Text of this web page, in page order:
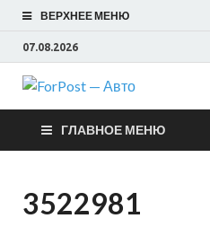
ВЕРХНЕЕ МЕНЮ
07.08.2026
ГЛАВНОЕ МЕНЮ
3522981